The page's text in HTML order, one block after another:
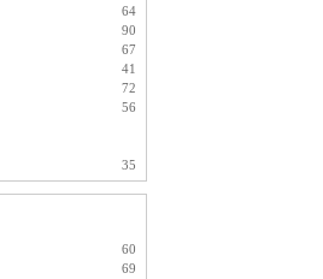
64
90
67
41
72
56
35
60
69